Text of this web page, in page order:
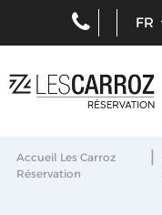
Accueil Les Carroz
Réservation
|